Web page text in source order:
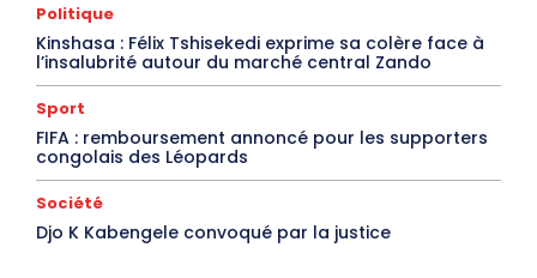
Politique
Kinshasa : Félix Tshisekedi exprime sa colère face à
l’insalubrité autour du marché central Zando
Sport
FIFA : remboursement annoncé pour les supporters
congolais des Léopards
Société
Djo K Kabengele convoqué par la justice